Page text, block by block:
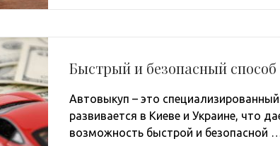
Быстрый и безопасный
Автовыкуп – это
развивается в Киеве и Украине, что
возможность быстрой и безопасной